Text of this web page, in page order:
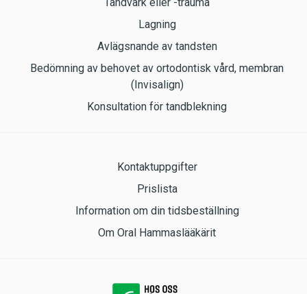
Lagning
Avlägsnande av tandsten
Bedömning av behovet av ortodontisk vård, membran
(Invisalign)
Konsultation för tandblekning
Kontaktuppgifter
Prislista
Information om din tidsbeställning
Om Oral Hammaslääkärit